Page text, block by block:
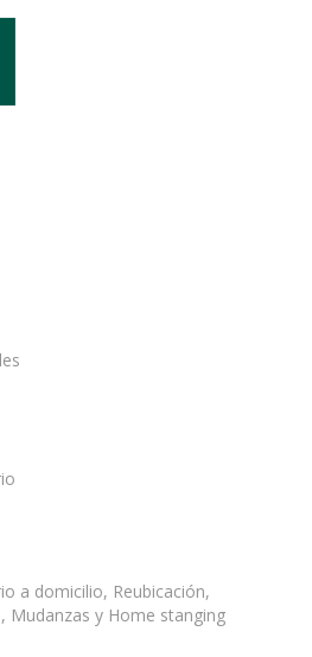
a domicilio, Reubicación,
Mudanzas y Home stanging